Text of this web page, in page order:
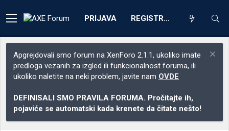
PRIJAVA REGISTRACIJA
Apgrejdovali smo forum na XenForo 2.1.1, ukoliko imate
predloga vezanih za izgled ili funkcionalnost foruma, ili
ukoliko naletite na neki problem, javite nam OVDE
DEFINISALI SMO PRAVILA FORUMA. Pročitajte ih,
pojaviće se automatski kada krenete da čitate nešto!